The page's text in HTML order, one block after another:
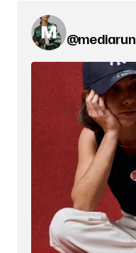
@mediarun